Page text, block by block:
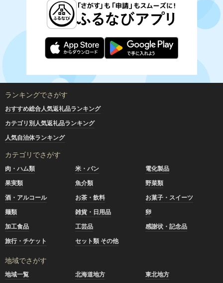
ランキングでさがす
おすすめ総合人気返礼品ランキング
カテゴリ別人気返礼品ランキング
人気自治体ランキング
カテゴリでさがす
肉・ハム類 米・パン
電化製品
果実類
魚介類
野菜類
酒・アルコール
お茶・飲料
お菓子・スイーツ
麺類
雑貨・日用品
卵
加工食品
工芸品
感謝状・記念品
旅行・チケット
セット類 その他
地域でさがす
地域一覧 北海道地方
東北地方